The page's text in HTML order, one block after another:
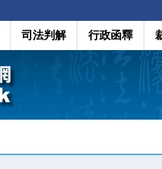
司法判解 行政函釋